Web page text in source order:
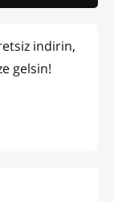
indirin,
gelsin!